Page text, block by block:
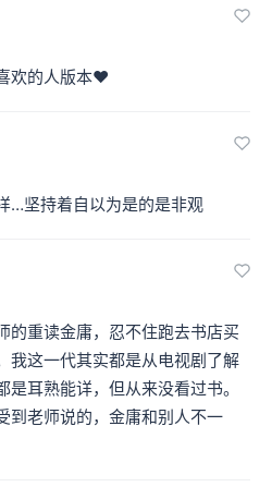
欢的人版本❤️
…坚持着自以为是的是非观
的重读金庸，忍不住跑去书店买
我这一代其实都是从电视剧了解
是耳熟能详，但从来没看过书。
到老师说的，金庸和别人不一